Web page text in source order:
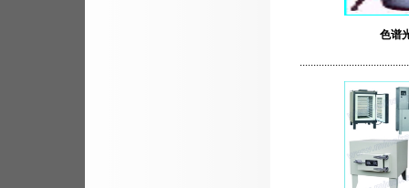
色谱